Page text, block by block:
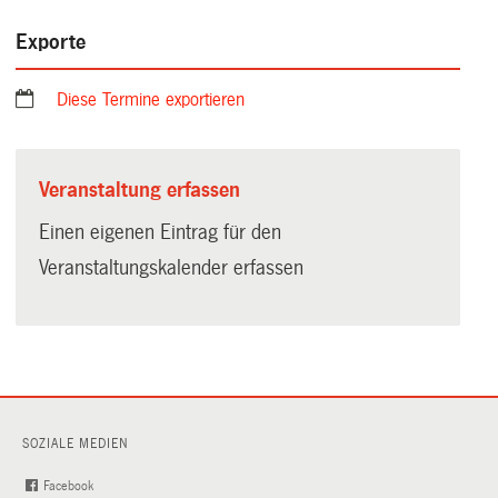
Exporte
Diese Termine exportieren
Veranstaltung erfassen
Einen eigenen Eintrag für den
Veranstaltungskalender erfassen
SOZIALE MEDIEN
Facebook